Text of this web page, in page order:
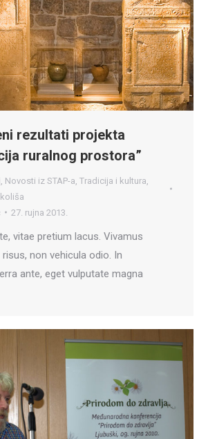
rezultati projekta
ruralnog prostora”
Novosti iz STAP-a Tradicija i kultura
27. rujna 2013.
vitae pretium lacus. Vivamus
non vehicula odio. In
ante, eget vulputate magna